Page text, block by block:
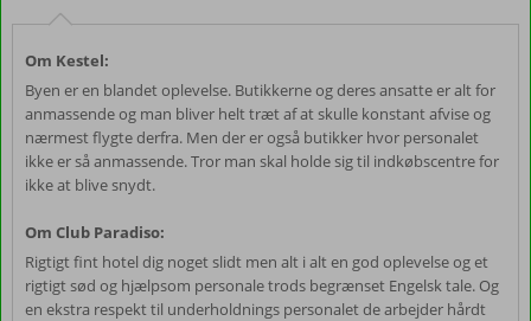
Om Kestel:
Byen er en blandet oplevelse. Butikkerne og deres ansatte er alt for
anmassende og man bliver helt træt af at skulle konstant afvise og
nærmest flygte derfra. Men der er også butikker hvor personalet
ikke er så anmassende. Tror man skal holde sig til indkøbscentre for
ikke at blive snydt.
Om Club Paradiso:
Rigtigt fint hotel dig noget slidt men alt i alt en god oplevelse og et
rigtigt sød og hjælpsom personale trods begrænset Engelsk tale. Og
en ekstra respekt til underholdnings personalet de arbejder hårdt